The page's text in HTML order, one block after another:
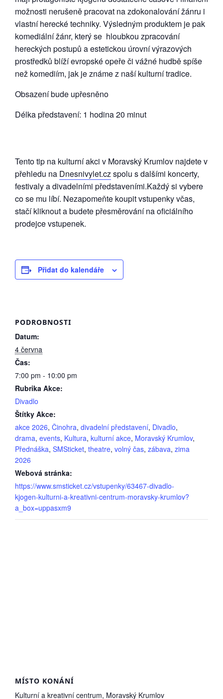
možnosti nerušeně pracovat na zdokonalování žánru i
vlastní herecké techniky. Výsledným produktem je pak
komediální žánr, který se hloubkou zpracování
hereckých postupů a estetickou úrovní výrazových
prostředků blíží evropské opeře či vážné hudbě spíše
než komediím, jak je známe z naší kulturní tradice.
Obsazení bude upřesněno
Délka představení: 1 hodina 20 minut
Tento tip na kulturní akci v Moravský Krumlov najdete v
přehledu na Dnesnivylet.czspolu s dalšími koncerty,
festivaly a divadelními představeními.Každý si vybere
co se mu líbí. Nezapomeňte koupit vstupenky včas,
stačí kliknout a budete přesměrování na oficiálního
prodejce vstupenek.
Přidat do kalendáře
PODROBNOSTI
Datum:
4 června
Čas:
7:00 pm - 10:00 pm
Rubrika Akce:
Divadlo
Štítky Akce:
akce 2026, Činohra, divadelní představení, Divadlo,
drama, events, Kultura, kulturní akce, Moravský Krumlov,
Přednáška, SMSticket, theatre, volný čas, zábava, zima
2026
Webová stránka:
https://www.smsticket.cz/vstupenky/63467-divadlo-
kjogen-kulturni-a-kreativni-centrum-moravsky-krumlov?
a_box=uppasxm9
MÍSTO KONÁNÍ
Kulturní a kreativní centrum, Moravský Krumlov